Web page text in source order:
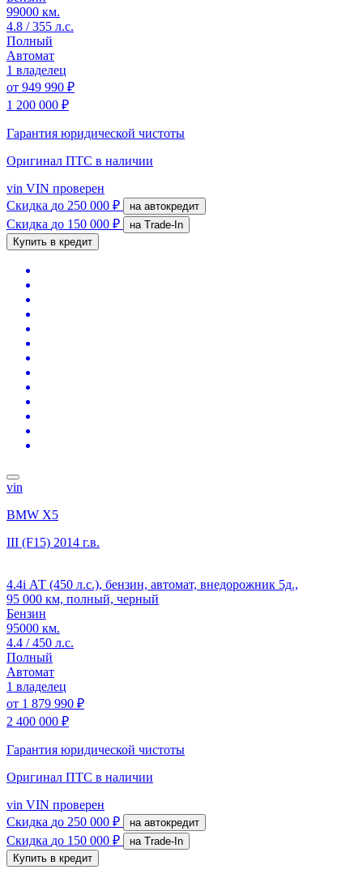
99000 км.
4.8 / 355 л.с.
Полный
Автомат
1 владелец
от 949 990 ₽
1 200 000 ₽
Гарантия юридической чистоты
Оригинал ПТС в наличии
vin VIN проверен
Скидка до 250 000 ₽ на автокредит
Скидка до 150 000 ₽
на Trade-In
Купить в кредит
vin
BMW X5
III (F15) 2014 г.в.
4.4i АТ (450 л.с.), бензин, автомат, внедорожник 5д.,
95 000 км, полный, черный
Бензин
95000 км.
4.4 / 450 л.с.
Полный
Автомат
1 владелец
от 1 879 990 ₽
2 400 000 ₽
Гарантия юридической чистоты
Оригинал ПТС в наличии
vin VIN проверен
Скидка до 250 000 ₽ на автокредит
Скидка до 150 000 ₽
на Trade-In
Купить в кредит